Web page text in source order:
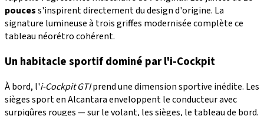
poucess'inspirent directement du design d'origine. La
signature lumineuse à trois griffes modernisée complète ce
tableau néorétro cohérent.
Un habitacle sportif dominé par l'i-Cockpit
À bord, l'i-Cockpit GTIprend une dimension sportive inédite. Les
sièges sport en Alcantara enveloppent le conducteur avec
surpiqûres rouges — sur le volant, les sièges, le tableau de bord.